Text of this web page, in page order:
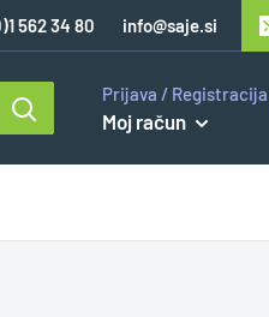
562 34 80 info@saje.si
Prijava / Registracija
Moj račun